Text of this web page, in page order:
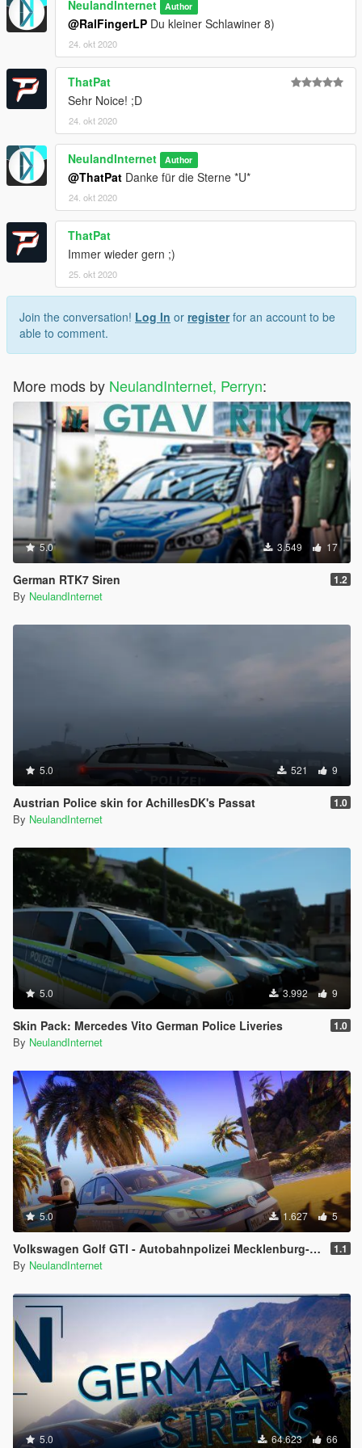
Swedish Police wide angle mirror on the passenger side
Standby W1 Lightbar
Standby L88 Circle leds
Abicon Cabinet in the trunk
Standby Carat
Standby H1 Button
Standby Grill Siren
Grill high beam lights
Installation -> Readme/Anleitung
Danke fürs Runterladen!
From TTC with love
Neuland
NeulandInternet Author
@RalFingerLP Du kleiner Schlawiner 8)
24. okt 2020
ThatPat
Sehr Noice! ;D
24. okt 2020
NeulandInternet Author
@ThatPat Danke für die Sterne *U*
24. okt 2020
ThatPat
Immer wieder gern ;)
25. okt 2020
Join the conversation! Log In or registerfor an account to be
able to comment.
More mods by NeulandInternet, Perryn:
5.0 3.549 17
German RTK7 Siren 1.2
By NeulandInternet
5.0 521 9
Austrian Police skin for AchillesDK's Passat 1.0
By NeulandInternet
5.0 3.992 9
Skin Pack: Mercedes Vito German Police Liveries 1.0
By NeulandInternet
5.0 1.627 5
Volkswagen Golf GTI - Autobahnpolizei Mecklenburg-Vorpommern \\ German Police [PAINTJOB] 1.1
By NeulandInternet
5.0 64.623 66